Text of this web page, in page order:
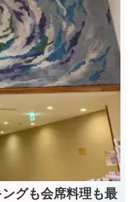
グも会席料理も最